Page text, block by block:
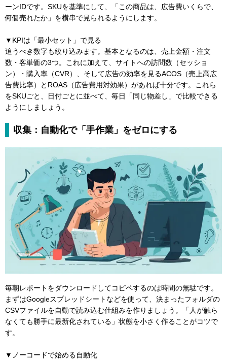
ーンIDです。SKUを基準にして、「この商品は、広告費いくらで、
何個売れたか」を横串で見られるようにします。
▼KPIは「最小セット」で見る
追うべき数字も絞り込みます。基本となるのは、売上金額・注文
数・客単価の3つ。これに加えて、サイトへの訪問数（セッショ
ン）・購入率（CVR）、そして広告の効率を見るACOS（売上高広
告費比率）とROAS（広告費用対効果）があれば十分です。これら
をSKUごと、日付ごとに並べて、毎日「同じ物差し」で比較できる
ようにしましょう。
収集：自動化で「手作業」をゼロにする
毎朝レポートをダウンロードしてコピペするのは時間の無駄です。
まずはGoogleスプレッドシートなどを使って、決まったフォルダの
CSVファイルを自動で読み込む仕組みを作りましょう。「人が触ら
なくても勝手に最新化されている」状態を小さく作ることがコツで
す。
▼ノーコードで始める自動化